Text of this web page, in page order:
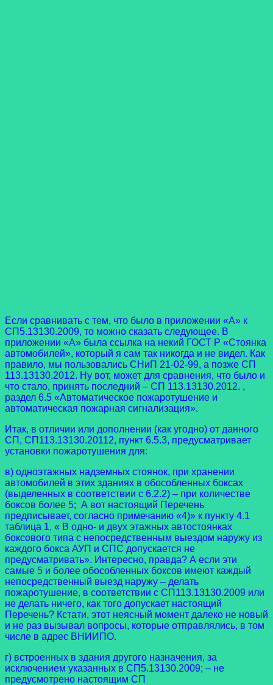
Если сравнивать с тем, что было в приложении «А» к
СП5.13130.2009, то можно сказать следующее. В
приложении «А» была ссылка на некий ГОСТ Р «Стоянка
автомобилей», который я сам так никогда и не видел. Как
правило, мы пользовались СНиП 21-02-99, а позже СП
113.13130.2012. Ну вот, может для сравнения, что было и
что стало, принять последний – СП 113.13130.2012. ,
раздел 6.5 «Автоматическое пожаротушение и
автоматическая пожарная сигнализация».
Итак, в отличии или дополнении (как угодно) от данного
СП, СП113.13130.20112, пункт 6.5.3, предусматривает
установки пожаротушения для:
в) одноэтажных надземных стоянок, при хранении
автомобилей в этих зданиях в обособленных боксах
(выделенных в соответствии с 6.2.2) – при количестве
боксов более 5; А вот настоящий Перечень
предписывает, согласно примечанию «4)» к пункту 4.1
таблица 1, « В одно- и двух этажных автостоянках
боксового типа с непосредственным выездом наружу из
каждого бокса АУП и СПС допускается не
предусматривать». Интересно, правда? А если эти
самые 5 и более обособленных боксов имеют каждый
непосредственный выезд наружу – делать
пожаротушение, в соответствии с СП113.13130.2009 или
не делать ничего, как того допускает настоящий
Перечень? Кстати, этот неясный момент далеко не новый
и не раз вызывал вопросы, которые отправлялись, в том
числе в адрес ВНИИПО.
г) встроенных в здания другого назначения, за
исключением указанных в СП5.13130.2009; – не
предусмотрено настоящим СП